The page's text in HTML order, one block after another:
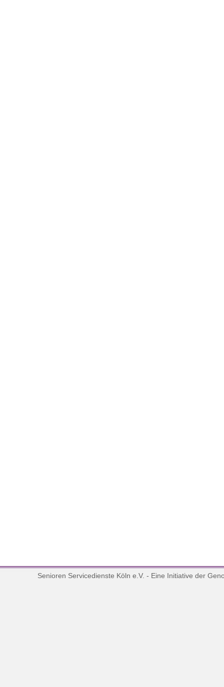
Senioren Servicedienste Köln e.V. - Eine Initiative der